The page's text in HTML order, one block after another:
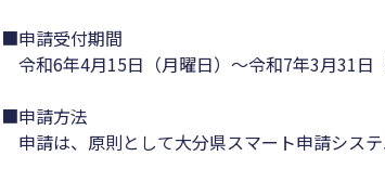
■申請受付期間
令和6年4月15日（月曜日）～令和7年3月31日
■申請方法
申請は、原則として大分県スマート申請システ